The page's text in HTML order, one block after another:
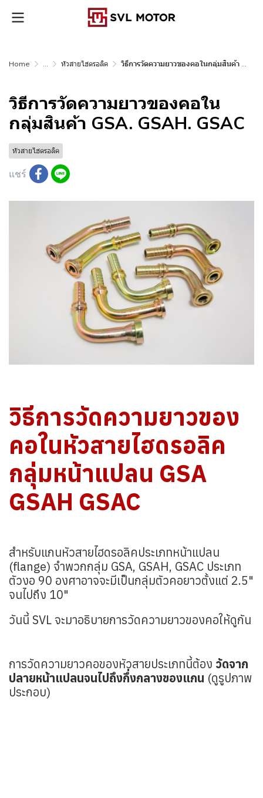
Home ... หัวสายไฮดรอลิค วิธีการวัดความยาวของคอในกลุ่มสินค้า GSA. GSAH. GSAC
วิธีการวัดความยาวของคอใน
กลุ่มสินค้า GSA. GSAH. GSAC
หัวสายไฮดรอลิค
แชร์
วิธีการวัดความยาวของ
คอในหัวสายไฮดรอลิค
กลุ่มหน้าแปลน GSA
GSAH GSAC
สำหรับแกนหัวสายไฮดรอลิคประเภทหน้าแปลน
(flange) จำพวกกลุ่ม GSA, GSAH, GSAC ประเภท
ตัวงอ 90 องศาอาจจะมีเป็นกลุ่มตัวคอยาวตั้งแต่ 2.5"
จนไปถึง 10"
วันนี้ SVL จะมาอธิบายการวัดความยาวของคอให้ดูกัน
การวัดความยาวคอของหัวสายประเภทนี้ต้อง วัดจาก
ปลายหน้าแปลนจนไปถึงกึ่งกลางของแกน (ดูรูปภาพ
ประกอบ)